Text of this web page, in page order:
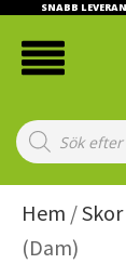
SNABB
Products
search
Hem /Skor
(Dam)